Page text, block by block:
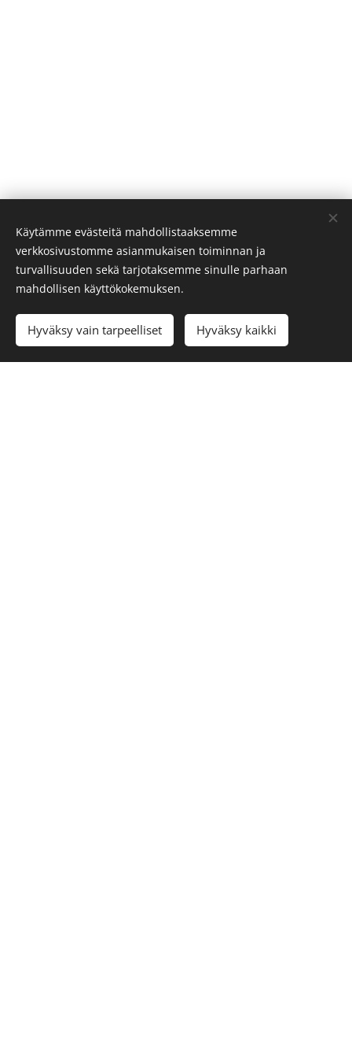
Käytämme evästeitä mahdollistaaksemme
verkkosivustomme asianmukaisen toiminnan ja
turvallisuuden sekä tarjotaksemme sinulle parhaan
mahdollisen käyttökokemuksen.
Hyväksy vain tarpeelliset Hyväksy kaikki